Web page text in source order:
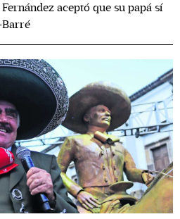
aceptó que su papá sí